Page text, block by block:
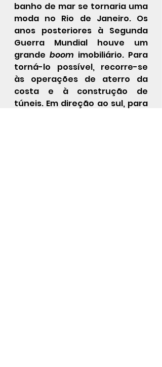
banho de mar se tornaria uma
moda no Rio de Janeiro. Os
anos posteriores à Segunda
Guerra Mundial houve um
grande boom imobiliário. Para
torná-lo possível, recorre-se
às operações de aterro da
costa e à construção de
túneis. Em direção ao sul, para